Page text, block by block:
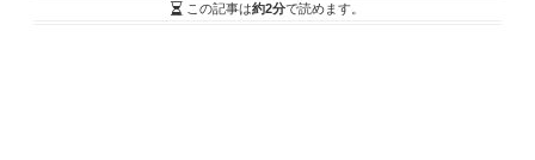
この記事は約2分で読めます。